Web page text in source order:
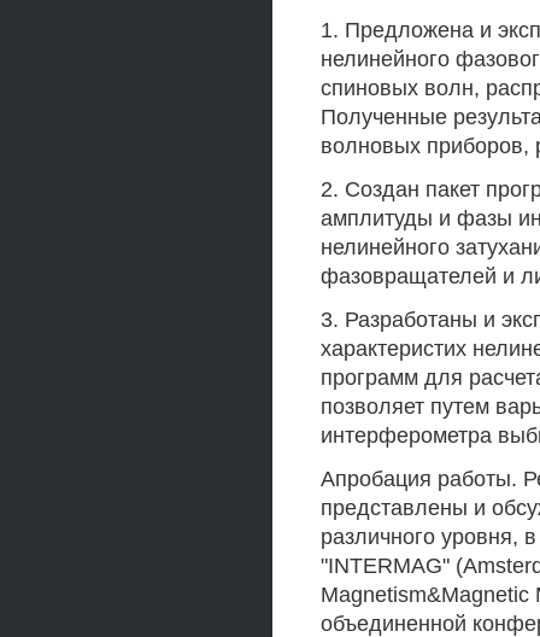
1. Предложена и
нелинейного
спиновых волн,
Полученные
волновых приборов,
2. Создан пакет
амплитуды и фазы
нелинейного
фазовращателей и
3. Разработаны и
характеристих
программ для
позволяет путем
интерферометра
Апробация работы.
представлены и
различного уровня,
"INTERMAG"
Magnetism&Magnetic
объединенной